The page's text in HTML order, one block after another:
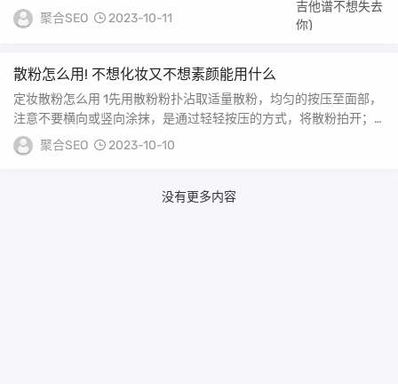
我丢在街上就离去，原因是我不再爱你...
聚合SEO 2023-10-11
散粉怎么用! 不想化妆又不想素颜能用什么
定妆散粉怎么用 1先用散粉粉扑沾取适量散粉，均匀的按压至面部，
注意不要横向或竖向涂抹，是通过轻轻按压的方式，将散粉拍开；
散粉怎么用1粉扑...
聚合SEO 2023-10-10
没有更多内容